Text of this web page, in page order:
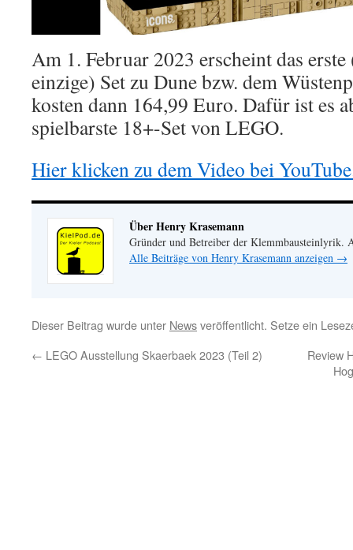
Am 1. Februar 2023 erscheint das
einzige) Set zu Dune bzw. dem
kosten dann 164,99 Euro. Dafür ist es
spielbarste 18+-Set von LEGO.
Hier klicken zu dem Video bei
Über Henry Krasemann
Gründer und Betreiber der Klemmbausteinlyrik.
Alle Beiträge von Henry Krasemann anzeigen →
Dieser Beitrag wurde unter Newsveröffentlicht. Setze ein
← LEGO Ausstellung Skaerbaek 2023 (Teil 2)
Review